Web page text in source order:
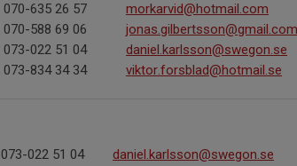
070-635 26 57
morkarvid@hotmail.com
070-588 69 06
jonas.gilbertsson@gmail.com
073-022 51 04
daniel.karlsson@swegon.se
073-834 34 34 viktor.forsblad@hotmail.se
073-022 51 04
daniel.karlsson@swegon.se